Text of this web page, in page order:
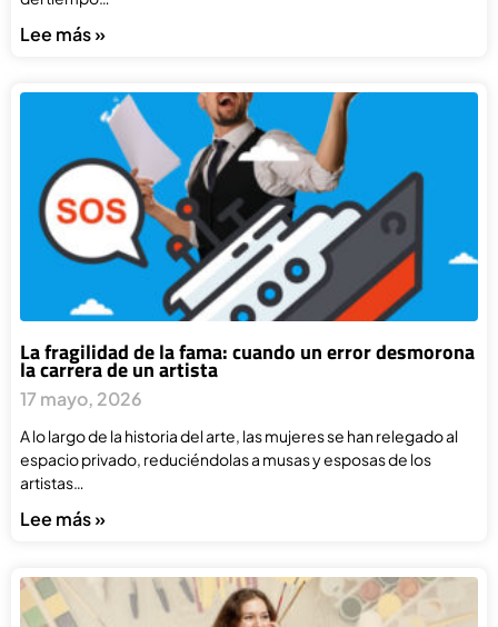
Lee más »
La fragilidad de la fama: cuando un error desmorona
la carrera de un artista
17 mayo, 2026
A lo largo de la historia del arte, las mujeres se han relegado al
espacio privado, reduciéndolas a musas y esposas de los
artistas…
Lee más »